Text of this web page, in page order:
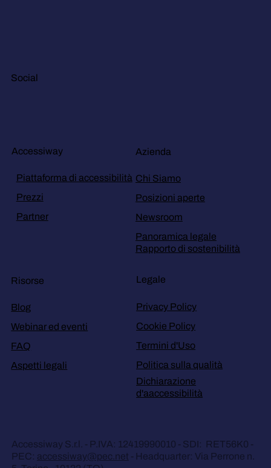
Social
Accessiway
Piattaforma di accessibilità
Prezzi
Partner
Azienda
Chi Siamo
Posizioni aperte
Newsroom
Panoramica legale
Rapporto di sostenibilità
Risorse
Blog
Webinar ed eventi
FAQ
Aspetti legali
Legale
Privacy Policy
Cookie Policy
Termini d'Uso
Politica sulla qualità
Dichiarazione
d'aaccessibilità
Accessiway S.r.l. - P.IVA: 12419990010 - SDI: RET56K0 -
PEC: accessiway@pec.net - Headquarter: Via Perrone n.